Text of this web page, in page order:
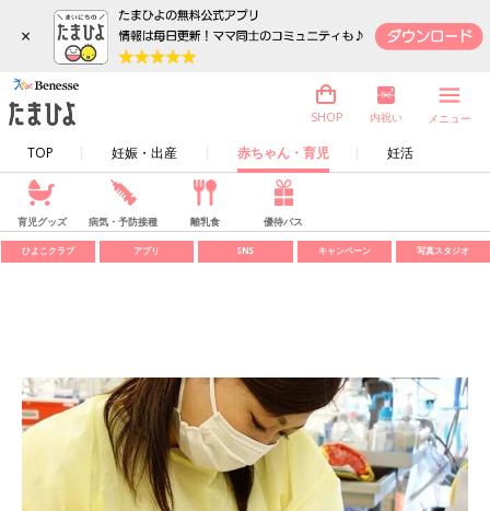
×
TOP 妊娠・出産 赤ちゃん・育児 妊活
SHOP 内祝い メニュー
育児グッズ 病気・予防接種 離乳食 優待パス
ひよこクラブ アプリ SNS キャンペーン 写真スタジオ